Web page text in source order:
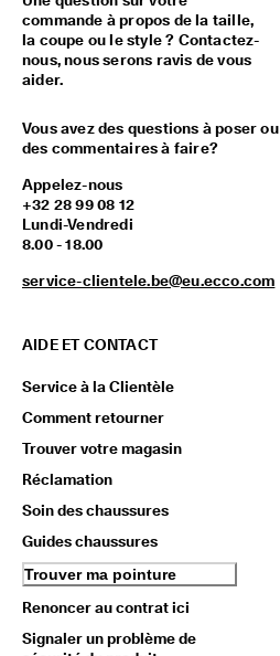
commande à propos de la taille,
la coupe ou le style ? Contactez-
nous, nous serons ravis de vous
aider.
Vous avez des questions à poser ou
des commentaires à faire?
Appelez-nous
+32 28 99 08 12
Lundi-Vendredi
8.00 - 18.00
service-clientele.be@eu.ecco.com
AIDE ET CONTACT
Service à la Clientèle
Comment retourner
Trouver votre magasin
Réclamation
Soin des chaussures
Guides chaussures
Trouver ma pointure
Renoncer au contrat ici
Signaler un problème de